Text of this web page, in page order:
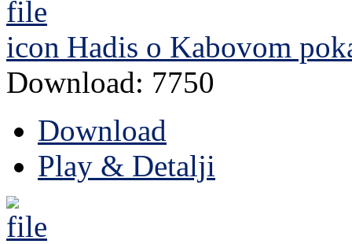
Hadis o Kabovom
Download: 7750
Download
Play & Detalji